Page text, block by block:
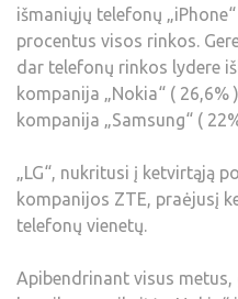
išmaniųjų telefonų
procentus visos rinkos.
dar telefonų rinkos lydere
kompanija „Nokia“ ( 26,6%
kompanija „Samsung“ (
„LG“, nukritusi į ketvirtąją
kompanijos ZTE, praėjusį
telefonų vienetų.
Apibendrinant visus